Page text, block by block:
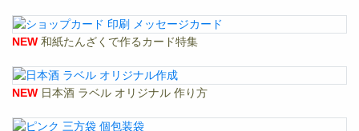
NEW 和紙たんざくで作るカード特集
NEW 日本酒 ラベル オリジナル 作り方